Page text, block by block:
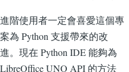
進階使用者一定會喜愛這個專
案為 Python 支援帶來的改
進。現在 Python IDE 能夠為
LibreOffice UNO API 的方法